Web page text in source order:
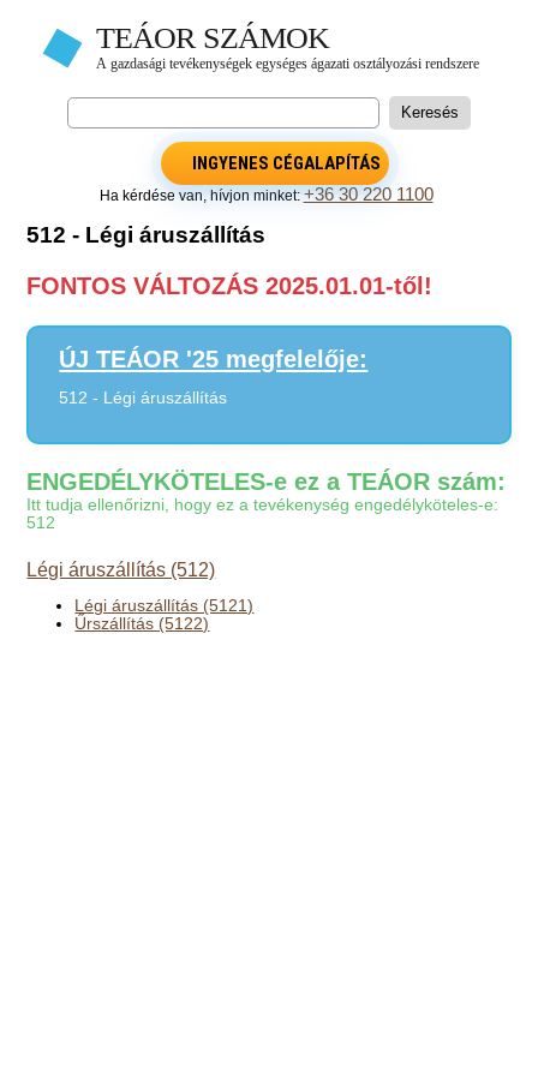
INGYENES CÉGALAPÍTÁS
Ha kérdése van, hívjon minket:+36 30 220 1100
512 - Légi áruszállítás
FONTOS VÁLTOZÁS 2025.01.01-től!
ÚJ TEÁOR '25 megfelelője:
512 - Légi áruszállítás
ENGEDÉLYKÖTELES-e ez a TEÁOR szám:
Itt tudja ellenőrizni, hogy ez a tevékenység engedélyköteles-e:
512
Légi áruszállítás (512)
Légi áruszállítás (5121)
Űrszállítás (5122)